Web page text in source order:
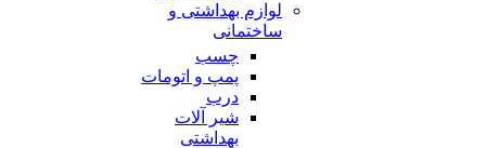
لوازم بهداشتی و
ساختمانی
چسب
پمپ و اتومات
درب
شیر آلات
بهداشتی